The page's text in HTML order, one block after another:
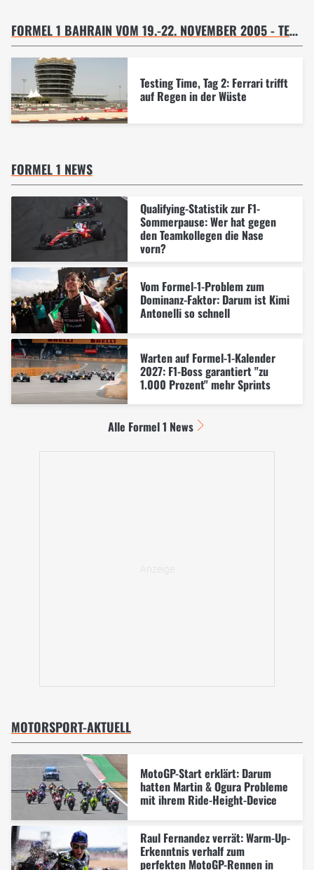
FORMEL 1 BAHRAIN VOM 19.-22. NOVEMBER 2005 - TESTFAHRT 20.11.05
Testing Time, Tag 2: Ferrari trifft
auf Regen in der Wüste
FORMEL 1 NEWS
Qualifying-Statistik zur F1-
Sommerpause: Wer hat gegen
den Teamkollegen die Nase
vorn?
Vom Formel-1-Problem zum
Dominanz-Faktor: Darum ist Kimi
Antonelli so schnell
Warten auf Formel-1-Kalender
2027: F1-Boss garantiert "zu
1.000 Prozent" mehr Sprints
Alle Formel 1 News
MOTORSPORT-AKTUELL
MotoGP-Start erklärt: Darum
hatten Martin & Ogura Probleme
mit ihrem Ride-Height-Device
Raul Fernandez verrät: Warm-Up-
Erkenntnis verhalf zum
perfekten MotoGP-Rennen in